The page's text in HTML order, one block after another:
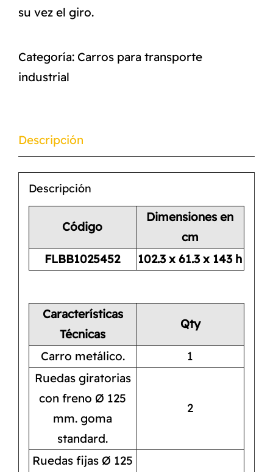
su vez el giro.
Categoría: Carros para transporte
industrial
Descripción
Descripción
Código
Dimensiones en
cm
FLBB1025452
102.3 x 61.3 x 143 h
Características
Técnicas
Qty
Carro metálico.
1
Ruedas giratorias
con freno Ø 125
mm. goma
standard.
2
Ruedas fijas Ø 125